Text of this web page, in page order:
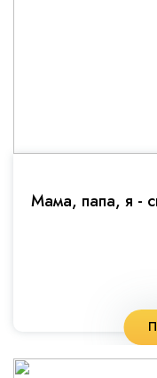
Мама, папа, я -